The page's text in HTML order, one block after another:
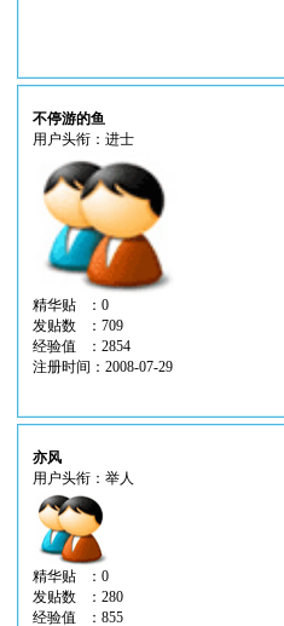
不停游的鱼
用户头衔：进士
精华贴 ：0
发贴数 ：709
经验值 ：2854
注册时间：2008-07-29
亦风
用户头衔：举人
精华贴 ：0
发贴数 ：280
经验值 ：855